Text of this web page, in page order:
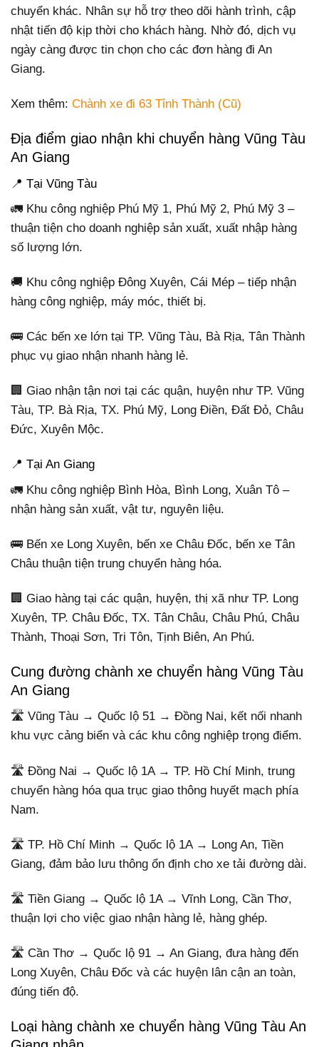
chuyển khác. Nhân sự hỗ trợ theo dõi hành trình, cập
nhật tiến độ kịp thời cho khách hàng. Nhờ đó, dịch vụ
ngày càng được tin chọn cho các đơn hàng đi An
Giang.
Xem thêm: Chành xe đi 63 Tỉnh Thành (Cũ)
Địa điểm giao nhận khi chuyển hàng Vũng Tàu
An Giang
📍 Tại Vũng Tàu
🚛 Khu công nghiệp Phú Mỹ 1, Phú Mỹ 2, Phú Mỹ 3 –
thuận tiện cho doanh nghiệp sản xuất, xuất nhập hàng
số lượng lớn.
🚚 Khu công nghiệp Đông Xuyên, Cái Mép – tiếp nhận
hàng công nghiệp, máy móc, thiết bị.
🚌 Các bến xe lớn tại TP. Vũng Tàu, Bà Rịa, Tân Thành
phục vụ giao nhận nhanh hàng lẻ.
🏢 Giao nhận tận nơi tại các quận, huyện như TP. Vũng
Tàu, TP. Bà Rịa, TX. Phú Mỹ, Long Điền, Đất Đỏ, Châu
Đức, Xuyên Mộc.
📍 Tại An Giang
🚛 Khu công nghiệp Bình Hòa, Bình Long, Xuân Tô –
nhận hàng sản xuất, vật tư, nguyên liệu.
🚌 Bến xe Long Xuyên, bến xe Châu Đốc, bến xe Tân
Châu thuận tiện trung chuyển hàng hóa.
🏢 Giao hàng tại các quận, huyện, thị xã như TP. Long
Xuyên, TP. Châu Đốc, TX. Tân Châu, Châu Phú, Châu
Thành, Thoại Sơn, Tri Tôn, Tịnh Biên, An Phú.
Cung đường chành xe chuyển hàng Vũng Tàu
An Giang
🛣️ Vũng Tàu → Quốc lộ 51 → Đồng Nai, kết nối nhanh
khu vực cảng biển và các khu công nghiệp trọng điểm.
🛣️ Đồng Nai → Quốc lộ 1A → TP. Hồ Chí Minh, trung
chuyển hàng hóa qua trục giao thông huyết mạch phía
Nam.
🛣️ TP. Hồ Chí Minh → Quốc lộ 1A → Long An, Tiền
Giang, đảm bảo lưu thông ổn định cho xe tải đường dài.
🛣️ Tiền Giang → Quốc lộ 1A → Vĩnh Long, Cần Thơ,
thuận lợi cho việc giao nhận hàng lẻ, hàng ghép.
🛣️ Cần Thơ → Quốc lộ 91 → An Giang, đưa hàng đến
Long Xuyên, Châu Đốc và các huyện lân cận an toàn,
đúng tiến độ.
Loại hàng chành xe chuyển hàng Vũng Tàu An